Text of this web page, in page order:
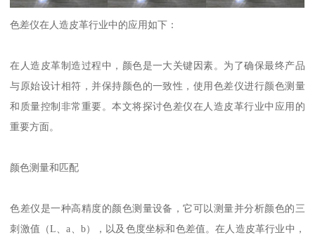
色差仪在人造皮革行业中的应用如下：
在人造皮革制造过程中，颜色是一大关键因素。为了确保最终产品
与原始设计相符，并保持颜色的一致性，使用色差仪进行颜色测量
和质量控制非常重要。本文将探讨色差仪在人造皮革行业中应用的
重要方面。
颜色测量和匹配
色差仪是一种高精度的颜色测量设备，它可以测量并分析颜色的三
刺激值（L 、a b），以及色度坐标和色差值。在人造皮革行业中，